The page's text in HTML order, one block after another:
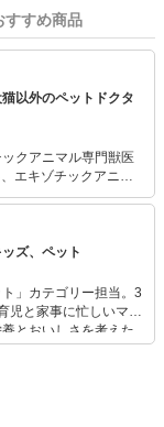
すすめ商品
以外のペットドクタ
クアニマル専門獣医
ムスター、インコや
トクリニック』を開
えているベテラン獣
ルのセミナーも企画
ます。 もっとエ
方は、【Dr.ツルのエ
なってください。専
はない病気の記事も
ズ、ペット
」カテゴリー担当。3
児と家事に忙しいママ
とおいしさを考えた
を楽しむためのスイ